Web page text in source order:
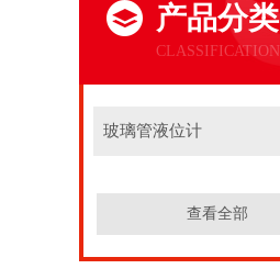
产品分类
CLASSIFICATION
玻璃管液位计
查看全部